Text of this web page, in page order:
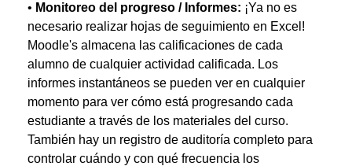
• Monitoreo del progreso / Informes: ¡Ya no es
necesario realizar hojas de seguimiento en Excel!
Moodle's almacena las calificaciones de cada
alumno de cualquier actividad calificada. Los
informes instantáneos se pueden ver en cualquier
momento para ver cómo está progresando cada
estudiante a través de los materiales del curso.
También hay un registro de auditoría completo para
controlar cuándo y con qué frecuencia los